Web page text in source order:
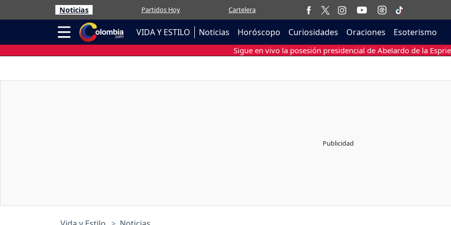
Noticias Partidos Hoy Cartelera
VIDA Y ESTILO Noticias Horóscopo Curiosidades Oraciones Esoterismo
Sigue en vivo la posesión presidencial de Abelardo de la